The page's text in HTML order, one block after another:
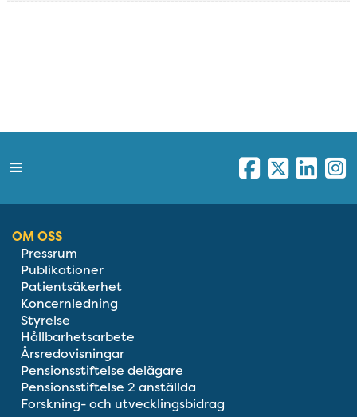
OM OSS
Pressrum
Publikationer
Patientsäkerhet
Koncernledning
Styrelse
Hållbarhetsarbete
Årsredovisningar
Pensionsstiftelse delägare
Pensionsstiftelse 2 anställda
Forskning- och utvecklingsbidrag